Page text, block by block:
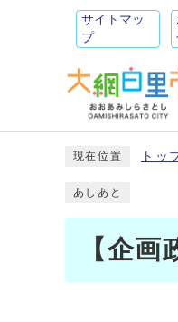
サイトマッ
プ
現在位置 トッ
あしあと
【企